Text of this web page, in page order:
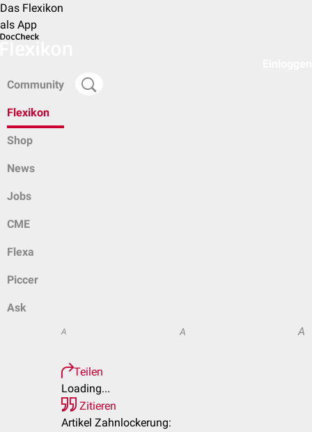
Das Flexikon
als App
Community
Flexikon
Shop
News
Jobs
CME
Flexa
Piccer
Ask
A A A
Teilen
Loading...
Zitieren
Artikel Zahnlockerung: